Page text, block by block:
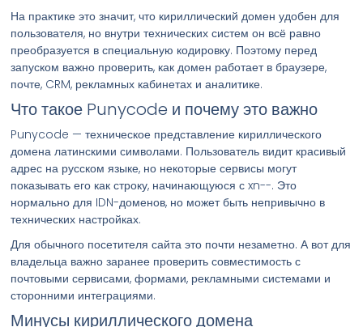
На практике это значит, что кириллический домен удобен для
пользователя, но внутри технических систем он всё равно
преобразуется в специальную кодировку. Поэтому перед
запуском важно проверить, как домен работает в браузере,
почте, CRM, рекламных кабинетах и аналитике.
Что такое Punycode и почему это важно
Punycode — техническое представление кириллического
домена латинскими символами. Пользователь видит красивый
адрес на русском языке, но некоторые сервисы могут
показывать его как строку, начинающуюся с xn--. Это
нормально для IDN-доменов, но может быть непривычно в
технических настройках.
Для обычного посетителя сайта это почти незаметно. А вот для
владельца важно заранее проверить совместимость с
почтовыми сервисами, формами, рекламными системами и
сторонними интеграциями.
Минусы кириллического домена